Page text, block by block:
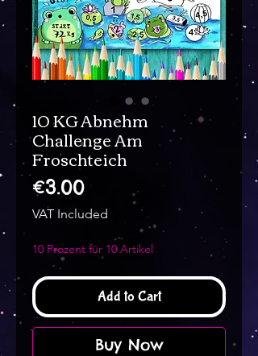
10 KG Abnehm
Challenge Am
Froschteich
€3.00Price
VAT Included
10 Prozent für 10 Artikel
Add to Cart
Buy Now